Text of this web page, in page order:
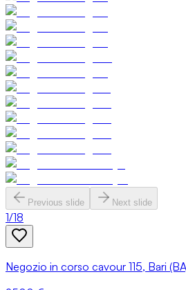
Previous slide Next slide
1/18
Negozio in corso cavour 115, Bari